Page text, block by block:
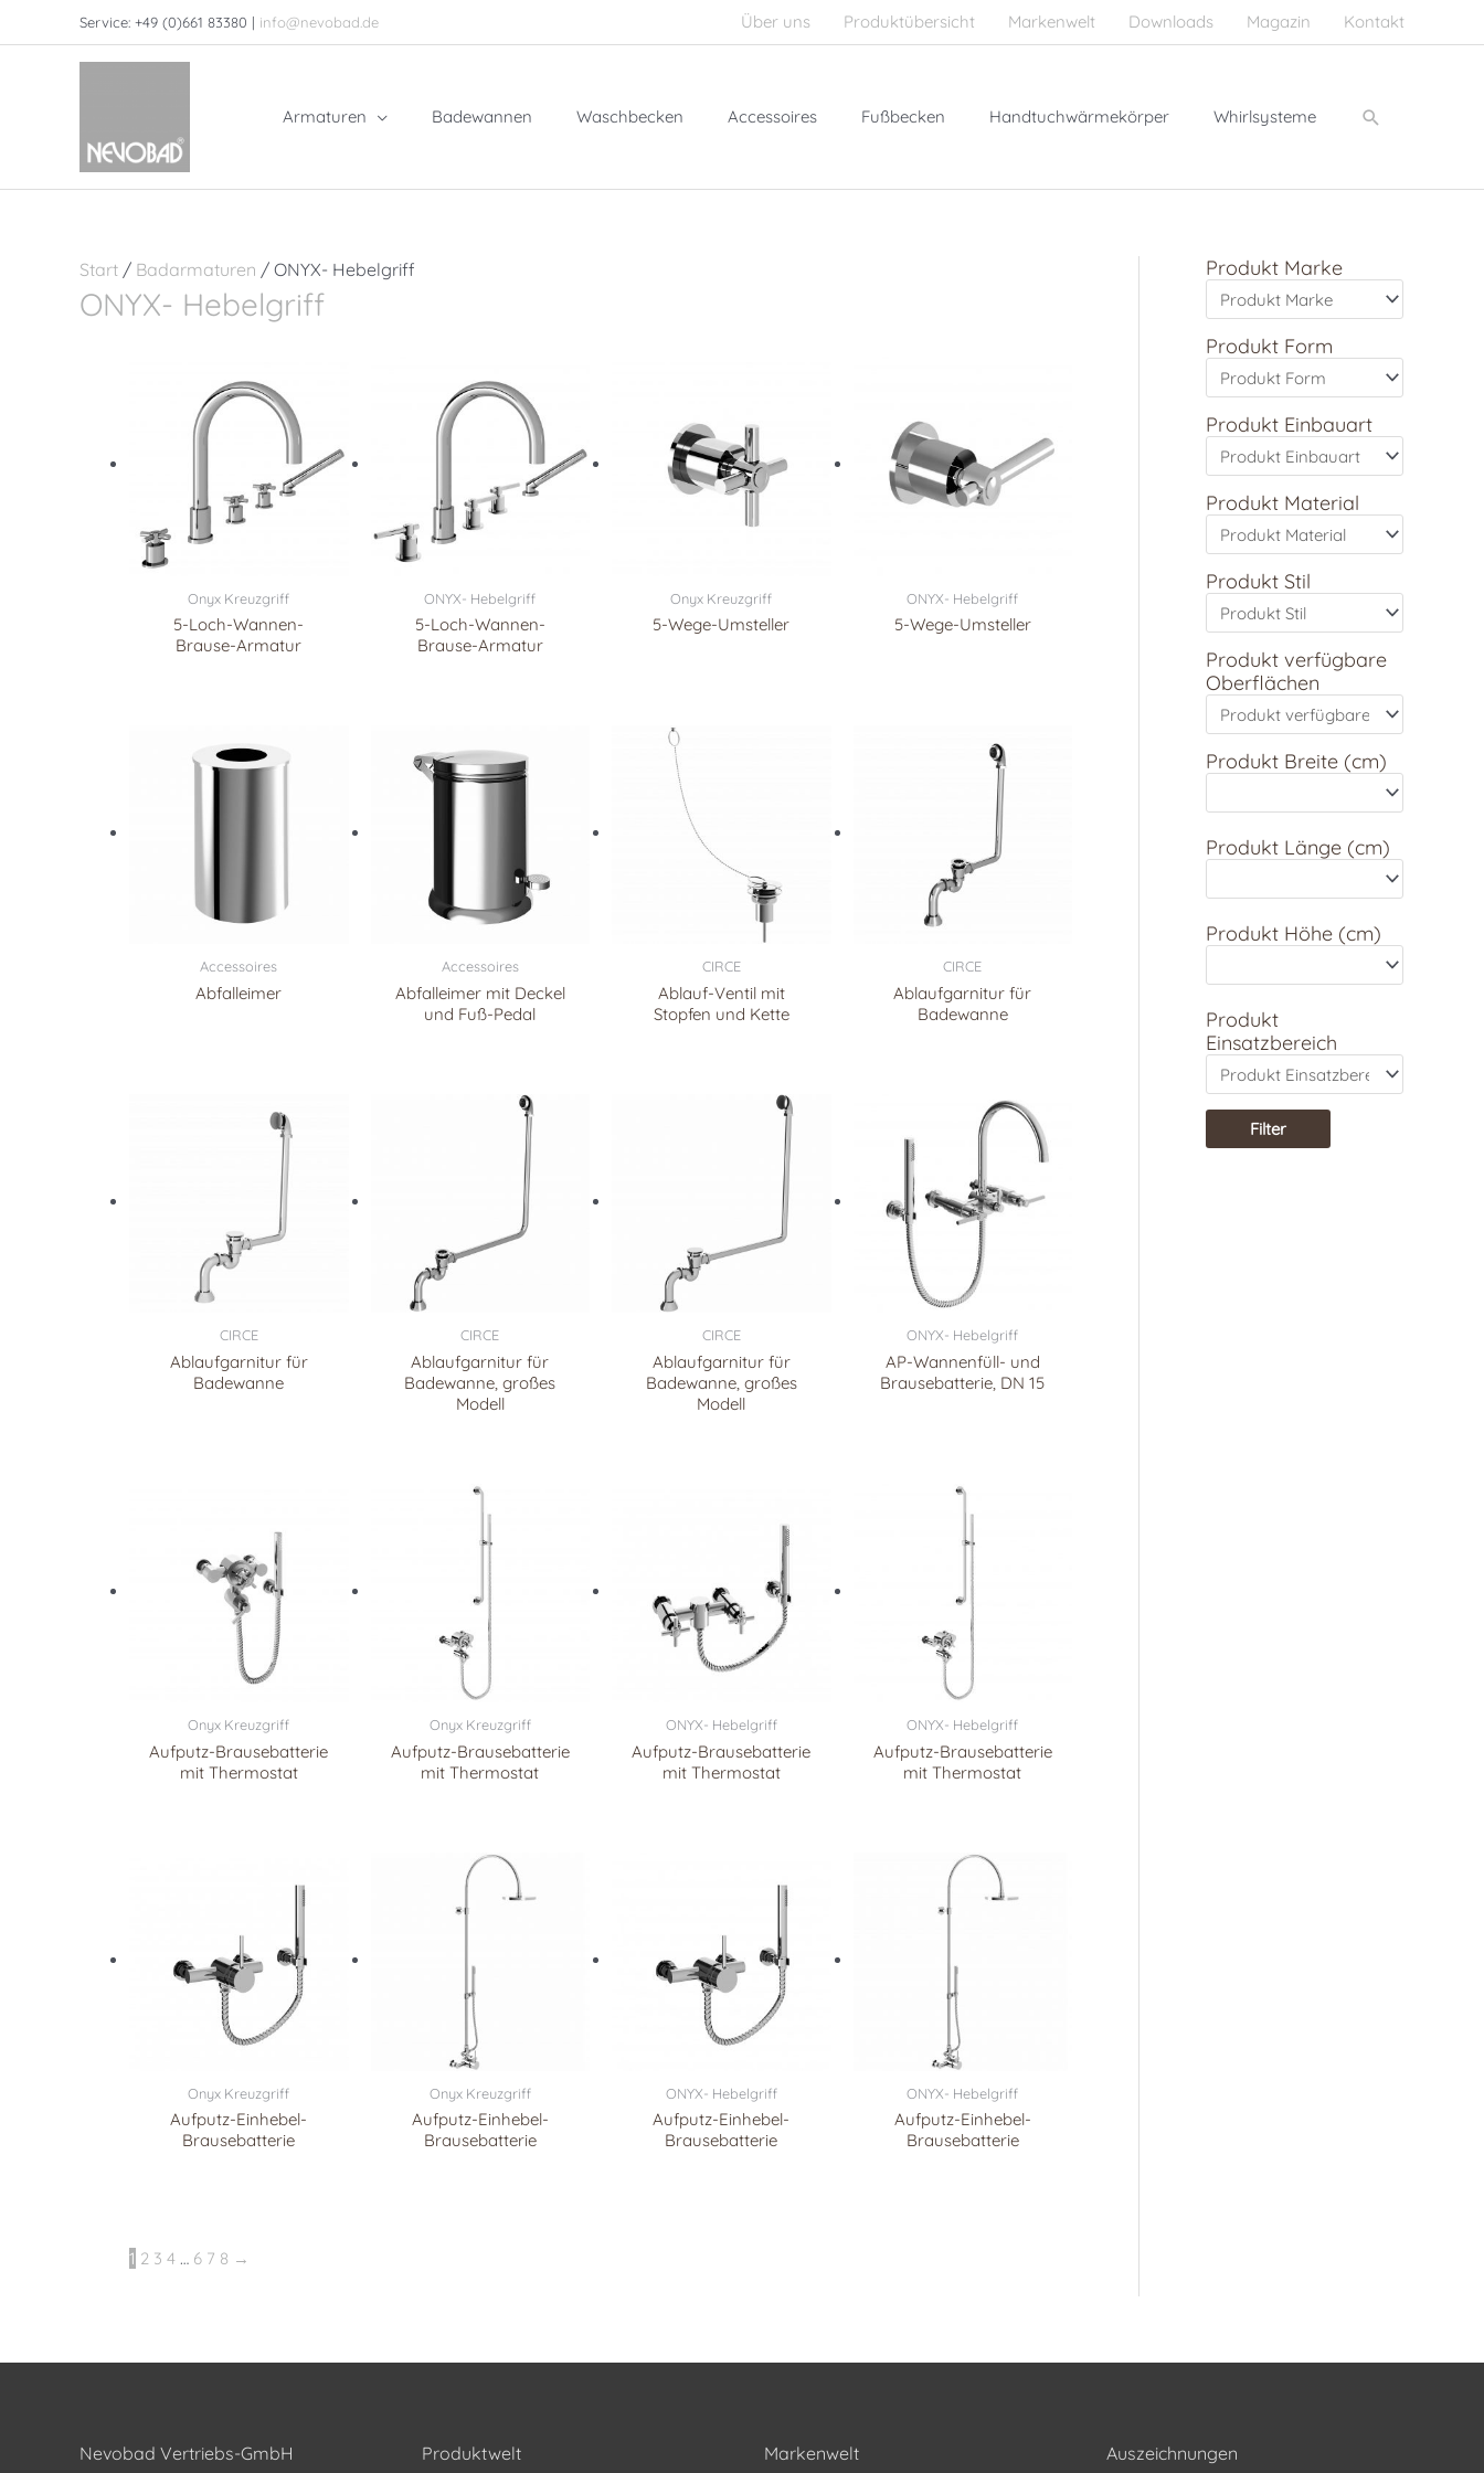
Service: +49 (0)661 83380 | info@nevobad.de Über uns Produktübersicht Markenwelt Downloads Magazin Kontakt
Armaturen Badewannen Waschbecken Accessoires Fußbecken Handtuchwärmekörper Whirlsysteme Suchen
Start / Badarmaturen / ONYX- Hebelgriff
ONYX- Hebelgriff
Onyx Kreuzgriff
5-Loch-Wannen-
Brause-Armatur
ONYX- Hebelgriff
5-Loch-Wannen-
Brause-Armatur
Onyx Kreuzgriff
5-Wege-Umsteller
ONYX- Hebelgriff
5-Wege-Umsteller
Accessoires
Abfalleimer
Accessoires
Abfalleimer mit Deckel
und Fuß-Pedal
CIRCE
Ablauf-Ventil mit
Stopfen und Kette
CIRCE
Ablaufgarnitur für
Badewanne
CIRCE
Ablaufgarnitur für
Badewanne
CIRCE
Ablaufgarnitur für
Badewanne, großes
Modell
CIRCE
Ablaufgarnitur für
Badewanne, großes
Modell
ONYX- Hebelgriff
AP-Wannenfüll- und
Brausebatterie, DN 15
Onyx Kreuzgriff
Aufputz-Brausebatterie
mit Thermostat
Onyx Kreuzgriff
Aufputz-Brausebatterie
mit Thermostat
ONYX- Hebelgriff
Aufputz-Brausebatterie
mit Thermostat
ONYX- Hebelgriff
Aufputz-Brausebatterie
mit Thermostat
Onyx Kreuzgriff
Aufputz-Einhebel-
Brausebatterie
Onyx Kreuzgriff
Aufputz-Einhebel-
Brausebatterie
ONYX- Hebelgriff
Aufputz-Einhebel-
Brausebatterie
ONYX- Hebelgriff
Aufputz-Einhebel-
Brausebatterie
1 2 3 4 … 6 7 8 →
Produkt Marke
Produkt Form
Produkt Einbauart
Produkt Material
Produkt Stil
Produkt verfügbare
Oberflächen
Produkt Breite (cm)
Produkt Länge (cm)
Produkt Höhe (cm)
Produkt
Einsatzbereich
Filter
Nevobad Vertriebs-GmbH Produktwelt Markenwelt Auszeichnungen